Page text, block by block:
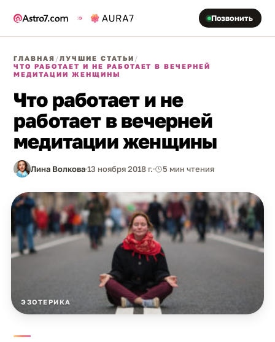
Позвонить
ГЛАВНАЯ /ЛУЧШИЕ СТАТЬИ /
ЧТО РАБОТАЕТ И НЕ РАБОТАЕТ В ВЕЧЕРНЕЙ
МЕДИТАЦИИ ЖЕНЩИНЫ
Что работает и не
работает в вечерней
медитации женщины
Лина Волкова13 ноября 2018 г. 5 мин чтения
ЭЗОТЕРИКА